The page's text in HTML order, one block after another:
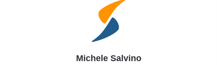
Michele Salvino